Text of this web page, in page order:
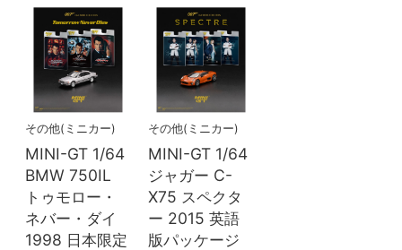
その他(ミニカー)
MINI-GT 1/64
BMW 750IL
トゥモロー・
ネバー・ダイ
1998 日本限定
その他(ミニカー)
MINI-GT 1/64
ジャガー C-
X75 スペクタ
ー 2015 英語
版パッケージ